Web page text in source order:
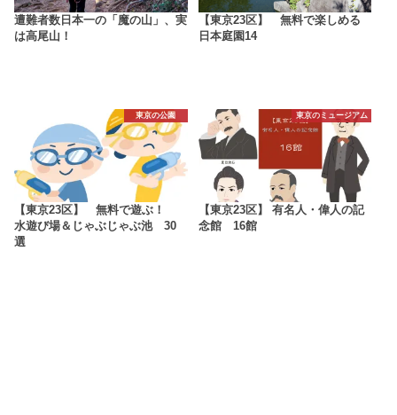
遭難者数日本一の「魔の山」、実
は高尾山！
【東京23区】 無料で楽しめる
日本庭園14
東京の公園
【東京23区】 無料で遊ぶ！
水遊び場＆じゃぶじゃぶ池 30
選
東京のミュージアム
【東京23区】 有名人・偉人の記
念館 16館